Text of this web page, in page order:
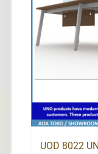
UOD 8022